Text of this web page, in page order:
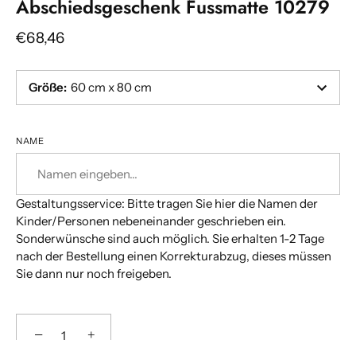
Abschiedsgeschenk Fussmatte 10279
€68,46
Größe: 60 cm x 80 cm
NAME
Gestaltungsservice: Bitte tragen Sie hier die Namen der
Kinder/Personen nebeneinander geschrieben ein.
Sonderwünsche sind auch möglich. Sie erhalten 1-2 Tage
nach der Bestellung einen Korrekturabzug, dieses müssen
Sie dann nur noch freigeben.
− +